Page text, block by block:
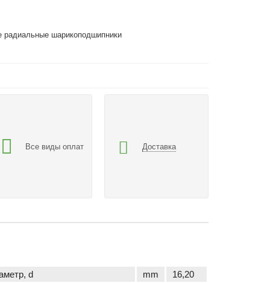
радиальные шарикоподшипники
Все виды оплат Доставка
d mm
16,20